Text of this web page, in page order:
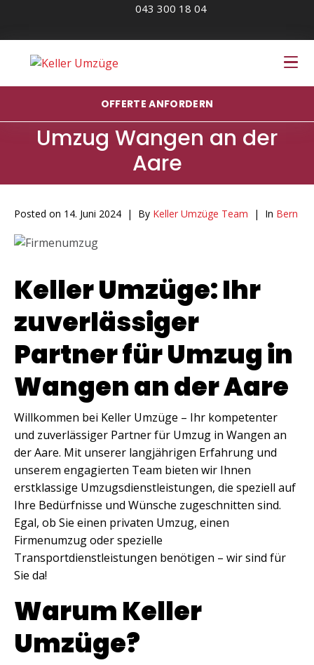
043 300 18 04
OFFERTE ANFORDERN
Umzug Wangen an der
Aare
Posted on 14. Juni 2024 By Keller Umzüge Team In Bern
Keller Umzüge: Ihr
zuverlässiger
Partner für Umzug in
Wangen an der Aare
Willkommen bei Keller Umzüge – Ihr kompetenter
und zuverlässiger Partner für Umzug in Wangen an
der Aare. Mit unserer langjährigen Erfahrung und
unserem engagierten Team bieten wir Ihnen
erstklassige Umzugsdienstleistungen, die speziell auf
Ihre Bedürfnisse und Wünsche zugeschnitten sind.
Egal, ob Sie einen privaten Umzug, einen
Firmenumzug oder spezielle
Transportdienstleistungen benötigen – wir sind für
Sie da!
Warum Keller
Umzüge?